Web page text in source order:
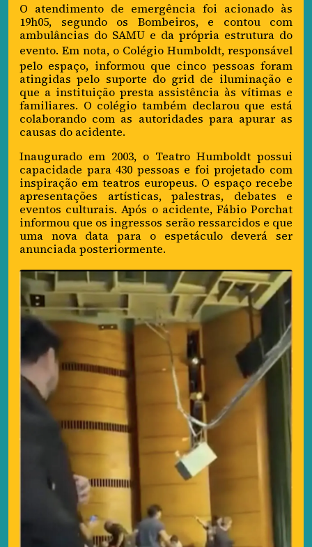
O atendimento de emergência foi acionado às
19h05, segundo os Bombeiros, e contou com
ambulâncias do SAMU e da própria estrutura do
evento. Em nota, o Colégio Humboldt, responsável
pelo espaço, informou que cinco pessoas foram
atingidas pelo suporte do grid de iluminação e
que a instituição presta assistência às vítimas e
familiares. O colégio também declarou que está
colaborando com as autoridades para apurar as
causas do acidente.
Inaugurado em 2003, o Teatro Humboldt possui
capacidade para 430 pessoas e foi projetado com
inspiração em teatros europeus. O espaço recebe
apresentações artísticas, palestras, debates e
eventos culturais. Após o acidente, Fábio Porchat
informou que os ingressos serão ressarcidos e que
uma nova data para o espetáculo deverá ser
anunciada posteriormente.